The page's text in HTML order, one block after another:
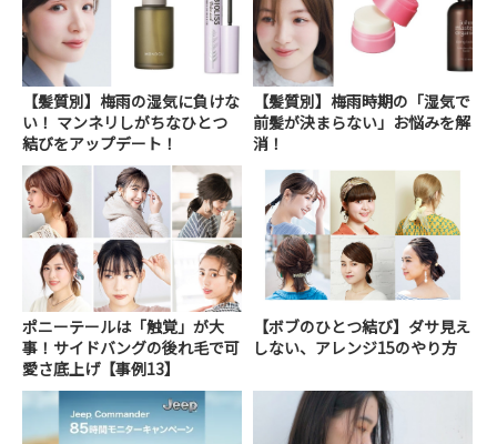
【髪質別】梅雨の湿気に負けな
い！ マンネリしがちなひとつ
結びをアップデート！
【髪質別】梅雨時期の「湿気で
前髪が決まらない」お悩みを解
消！
ポニーテールは「触覚」が大
事！サイドバングの後れ毛で可
愛さ底上げ【事例13】
【ボブのひとつ結び】ダサ見え
しない、アレンジ15のやり方